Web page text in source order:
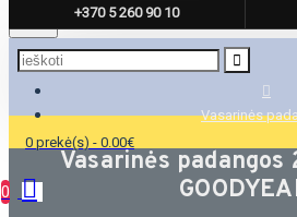
0 prekė(s) - 0.00€
0
+370 5 260 90 10
Vasarinės
Vasarinės